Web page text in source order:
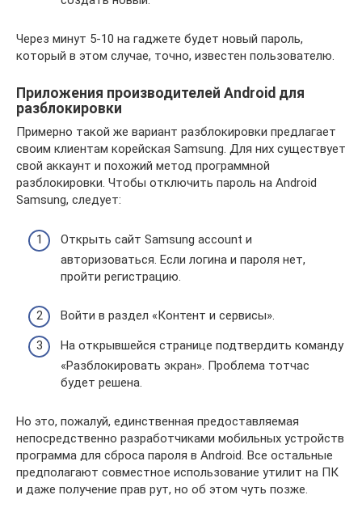
Через минут 5-10 на гаджете будет новый пароль,
который в этом случае, точно, известен пользователю.
Приложения производителей Аndroid для
разблокировки
Примерно такой же вариант разблокировки предлагает
своим клиентам корейская Samsung. Для них существует
свой аккаунт и похожий метод программной
разблокировки. Чтобы отключить пароль на Аndroid
Samsung, следует:
Открыть сайт Samsung account и
авторизоваться. Если логина и пароля нет,
пройти регистрацию.
Войти в раздел «Контент и сервисы».
На открывшейся странице подтвердить команду
«Разблокировать экран». Проблема тотчас
будет решена.
Но это, пожалуй, единственная предоставляемая
непосредственно разработчиками мобильных устройств
программа для сброса пароля в Аndroid. Все остальные
предполагают совместное использование утилит на ПК
и даже получение прав рут, но об этом чуть позже.